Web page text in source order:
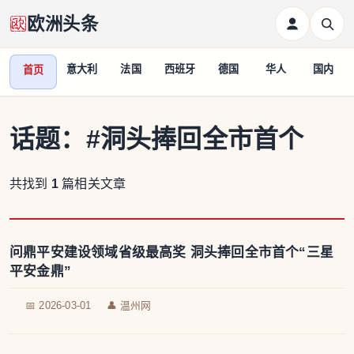
欧洲头条
首页 意大利 法国 西班牙 德国 华人 国内
话题： #洞头捧回全市首个
共找到 1 篇相关文章
问鼎平安建设领域省级最高奖 洞头捧回全市首个“三星
平安金鼎”
📅 2026-03-01 👤 温州网